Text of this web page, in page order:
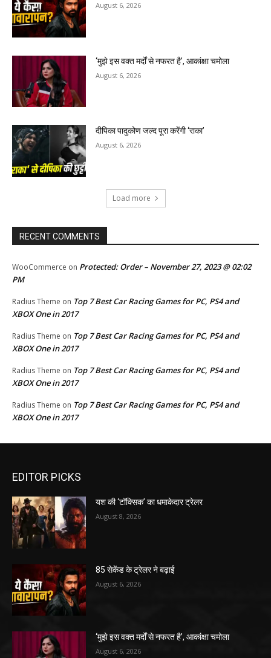
August 6, 2026
‘मुझे इस वक्त मर्दों से नफरत है’, आकांक्षा चमोला
August 6, 2026
दीपिका पादुकोण जल्द पूरा करेंगी ‘राका’
August 6, 2026
Load more
RECENT COMMENTS
WooCommerce on Protected: Order – November 27, 2023 @ 02:02
PM
Radius Theme on Top 7 Best Car Racing Games for PC, PS4 and
XBOX One in 2017
Radius Theme on Top 7 Best Car Racing Games for PC, PS4 and
XBOX One in 2017
Radius Theme on Top 7 Best Car Racing Games for PC, PS4 and
XBOX One in 2017
Radius Theme on Top 7 Best Car Racing Games for PC, PS4 and
XBOX One in 2017
EDITOR PICKS
यश की ‘टॉक्सिक’ का धमाकेदार ट्रेलर
August 8, 2026
85 सेकेंड के ट्रेलर ने बढ़ाई
August 6, 2026
‘मुझे इस वक्त मर्दों से नफरत है’, आकांक्षा चमोला
August 6, 2026